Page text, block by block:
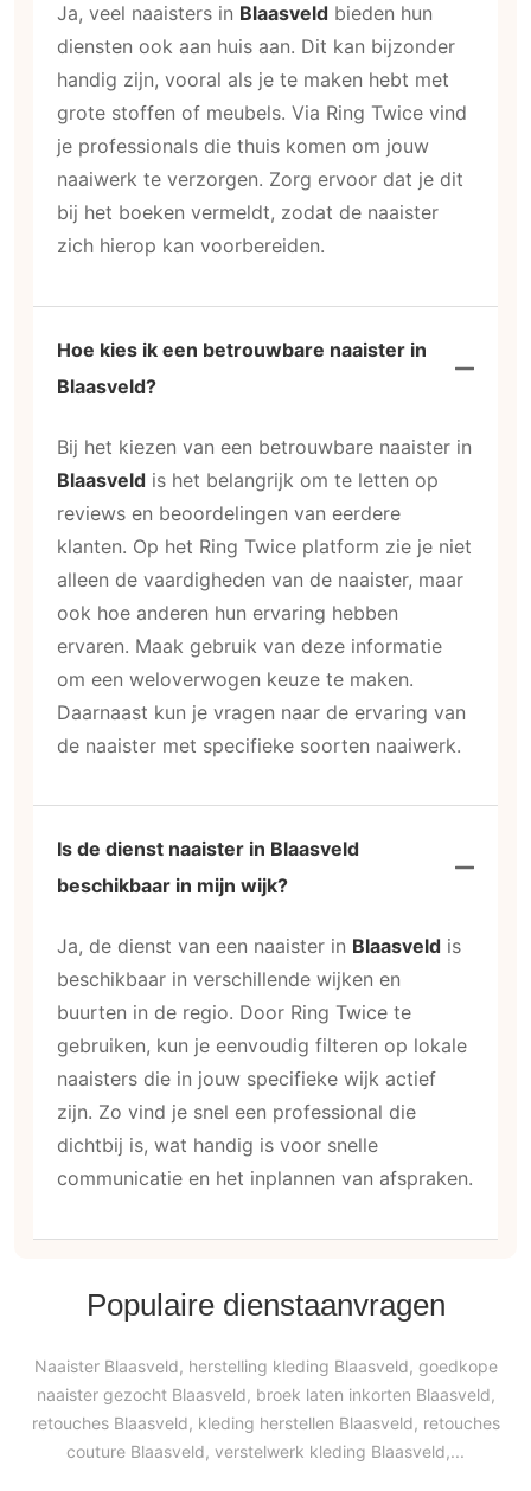
Ja, veel naaisters in Blaasveld bieden hun
diensten ook aan huis aan. Dit kan bijzonder
handig zijn, vooral als je te maken hebt met
grote stoffen of meubels. Via Ring Twice vind
je professionals die thuis komen om jouw
naaiwerk te verzorgen. Zorg ervoor dat je dit
bij het boeken vermeldt, zodat de naaister
zich hierop kan voorbereiden.
Hoe kies ik een betrouwbare naaister in
Blaasveld?
Bij het kiezen van een betrouwbare naaister in
Blaasveld is het belangrijk om te letten op
reviews en beoordelingen van eerdere
klanten. Op het Ring Twice platform zie je niet
alleen de vaardigheden van de naaister, maar
ook hoe anderen hun ervaring hebben
ervaren. Maak gebruik van deze informatie
om een weloverwogen keuze te maken.
Daarnaast kun je vragen naar de ervaring van
de naaister met specifieke soorten naaiwerk.
Is de dienst naaister in Blaasveld
beschikbaar in mijn wijk?
Ja, de dienst van een naaister in Blaasveld is
beschikbaar in verschillende wijken en
buurten in de regio. Door Ring Twice te
gebruiken, kun je eenvoudig filteren op lokale
naaisters die in jouw specifieke wijk actief
zijn. Zo vind je snel een professional die
dichtbij is, wat handig is voor snelle
communicatie en het inplannen van afspraken.
Populaire dienstaanvragen
Naaister Blaasveld, herstelling kleding Blaasveld, goedkope
naaister gezocht Blaasveld, broek laten inkorten Blaasveld,
retouches Blaasveld, kleding herstellen Blaasveld, retouches
couture Blaasveld, verstelwerk kleding Blaasveld,...